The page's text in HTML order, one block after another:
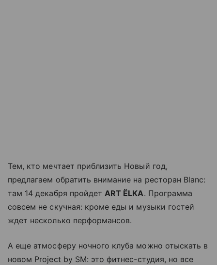
Тем, кто мечтает приблизить Новый год,
предлагаем обратить внимание на ресторан Blanc:
там 14 декабря пройдетART ЁLKA. Программа
совсем не скучная: кроме еды и музыки гостей
ждет несколько перформансов.
А еще атмосферу ночного клуба можно отыскать в
новом Project by SM: это фитнес-студия, но все